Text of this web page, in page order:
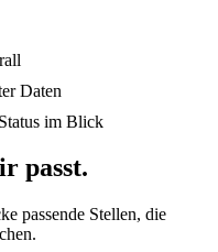
Daten
im Blick
passt.
passende Stellen, die